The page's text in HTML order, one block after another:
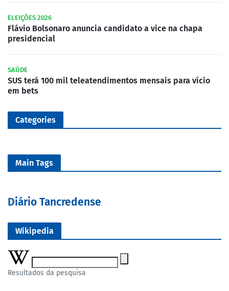
ELEIÇÕES 2026
Flávio Bolsonaro anuncia candidato a vice na chapa
presidencial
SAÚDE
SUS terá 100 mil teleatendimentos mensais para vício
em bets
Categories
Main Tags
Diário Tancredense
Wikipedia
Resultados da pesquisa